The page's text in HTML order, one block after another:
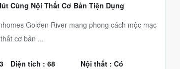
Cùng Nội Thất Cơ Bản Tiện Dụng
Golden River mang phong cách mộc mạc
cơ bản ...
Diện tích : 68
Nội thất : Có